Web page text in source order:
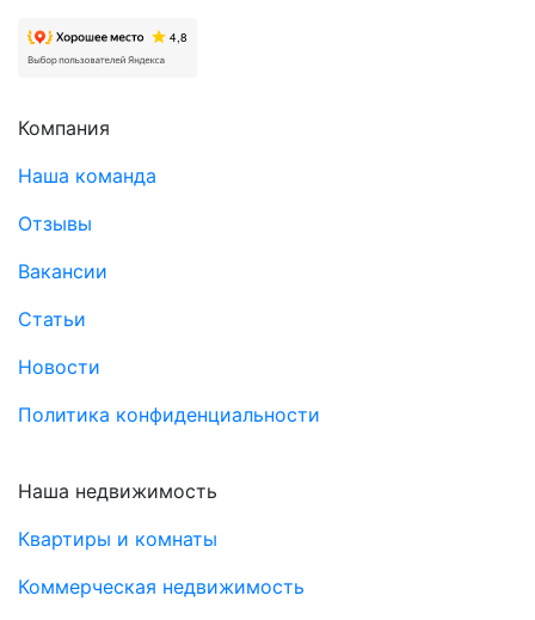
Компания
Наша команда
Отзывы
Вакансии
Статьи
Новости
Политика конфиденциальности
Наша недвижимость
Квартиры и комнаты
Коммерческая недвижимость